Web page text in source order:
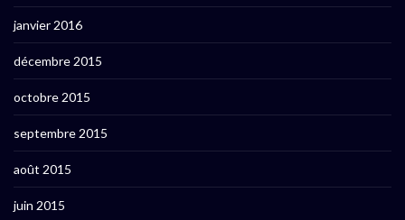
janvier 2016
décembre 2015
octobre 2015
septembre 2015
août 2015
juin 2015